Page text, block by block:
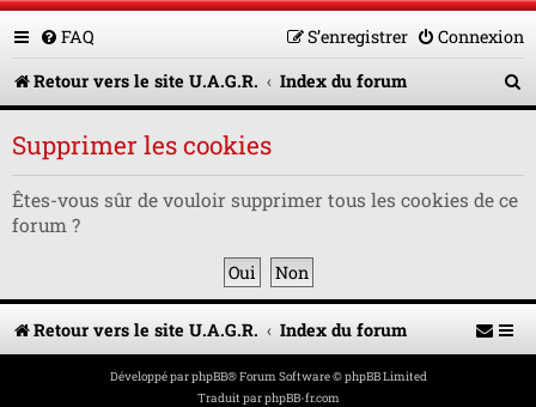
FAQ Connexion
S’enregistrer
Retour vers le site U.A.G.R.
Index du forum
e
c
Supprimer les cookies
Êtes-vous sûr de vouloir supprimer tous les cookies de ce
forum ?
Retour vers le site U.A.G.R. Index du forum
Développé parphpBB® Forum Software © phpBB Limited
Traduit parphpBB-fr.com